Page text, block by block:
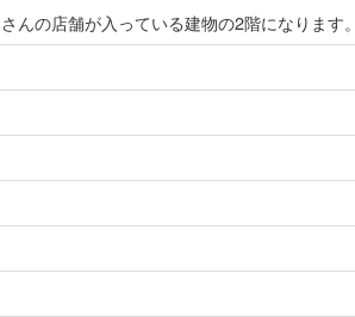
の店舗が入っている建物の2階になります。